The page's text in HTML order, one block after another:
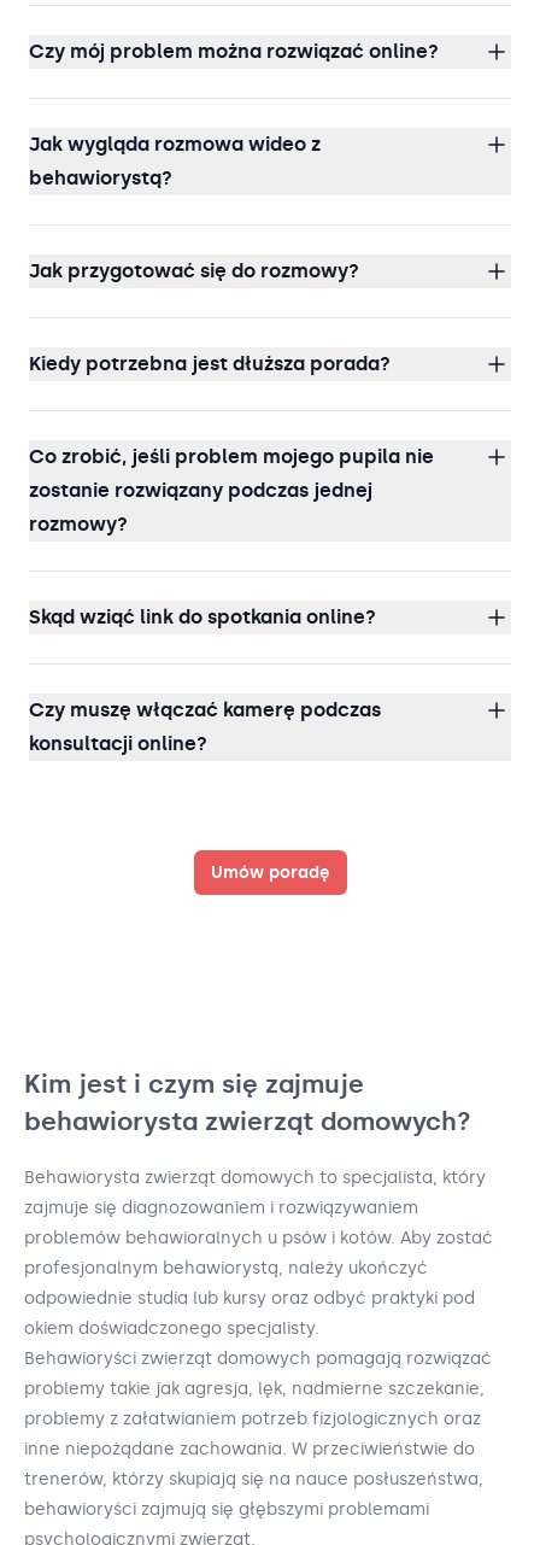
Czy mój problem można rozwiązać online?
Jak wygląda rozmowa wideo z
behawiorystą?
Jak przygotować się do rozmowy?
Kiedy potrzebna jest dłuższa porada?
Co zrobić, jeśli problem mojego pupila nie
zostanie rozwiązany podczas jednej
rozmowy?
Skąd wziąć link do spotkania online?
Czy muszę włączać kamerę podczas
konsultacji online?
Umów poradę
Kim jest i czym się zajmuje
behawiorysta zwierząt domowych?
Behawiorysta zwierząt domowych to specjalista, który
zajmuje się diagnozowaniem i rozwiązywaniem
problemów behawioralnych u psów i kotów. Aby zostać
profesjonalnym behawiorystą, należy ukończyć
odpowiednie studia lub kursy oraz odbyć praktyki pod
okiem doświadczonego specjalisty.
Behawioryści zwierząt domowych pomagają rozwiązać
problemy takie jak agresja, lęk, nadmierne szczekanie,
problemy z załatwianiem potrzeb fizjologicznych oraz
inne niepożądane zachowania. W przeciwieństwie do
trenerów, którzy skupiają się na nauce posłuszeństwa,
behawioryści zajmują się głębszymi problemami
psychologicznymi zwierząt.